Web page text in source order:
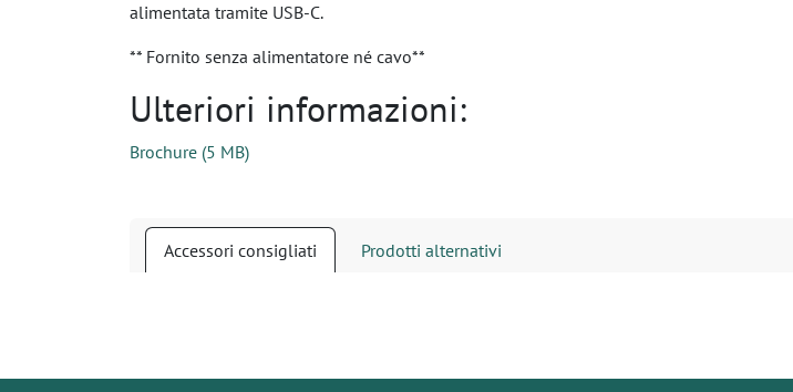
alimentata tramite USB-C.
** Fornito senza alimentatore né cavo**
Ulteriori informazioni:
Brochure (5 MB)
Accessori consigliati Prodotti alternativi